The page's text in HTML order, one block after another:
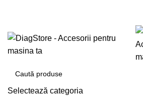
Selectează categoria